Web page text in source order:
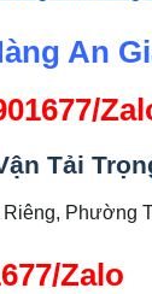
An
Tải
Phường
Zalo